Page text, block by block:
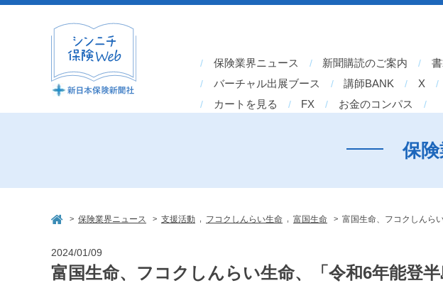
保険業界ニュース 新聞購読のご案内
バーチャル出展ブース
講師BANK X
カートを見る
FX お金のコンパス
保
> 保険業界ニュース > 支援活動 フコクしんらい生命 富国生命 > 富国生命、フコクしんら
2024/01/09
富国生命、フコクしんらい生命、「令和6年能登